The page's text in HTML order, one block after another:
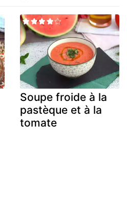
Soupe froide à la
pastèque et à la
tomate